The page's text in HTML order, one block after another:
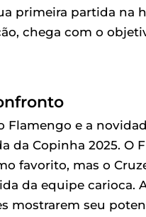
primeira partida na
chega com o
Flamengo e a
da Copinha 2025. O
favorito, mas o
da equipe carioca.
mostrarem seu